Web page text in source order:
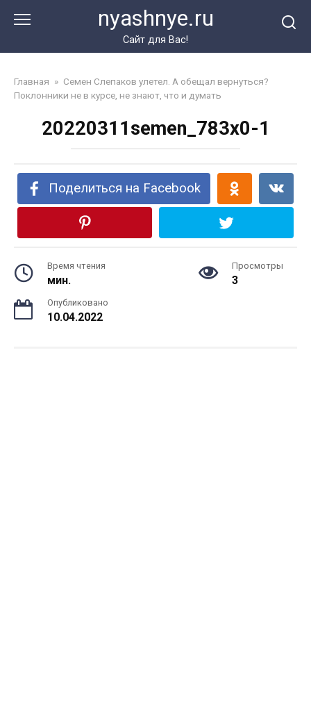
nyashnye.ru
Сайт для Вас!
Главная » Семен Слепаков улетел. А обещал вернуться?
Поклонники не в курсе, не знают, что и думать
20220311semen_783x0-1
Поделиться на Facebook
Время чтения
мин.
Просмотры
3
Опубликовано
10.04.2022